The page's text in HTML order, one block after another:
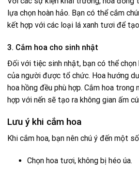
lựa chọn hoàn hảo. Bạn có thể cắm
kết hợp với các loại lá xanh tươi để
3. Cắm hoa cho sinh nhật
Đối với tiệc sinh nhật, bạn có thể
của người được tổ chức. Hoa hướng
hoa hồng đều phù hợp. Cắm hoa trong
hợp với nến sẽ tạo ra không gian ấm
Lưu ý khi cắm hoa
Khi cắm hoa, bạn nên chú ý đến một
Chọn hoa tươi, không bị héo úa.